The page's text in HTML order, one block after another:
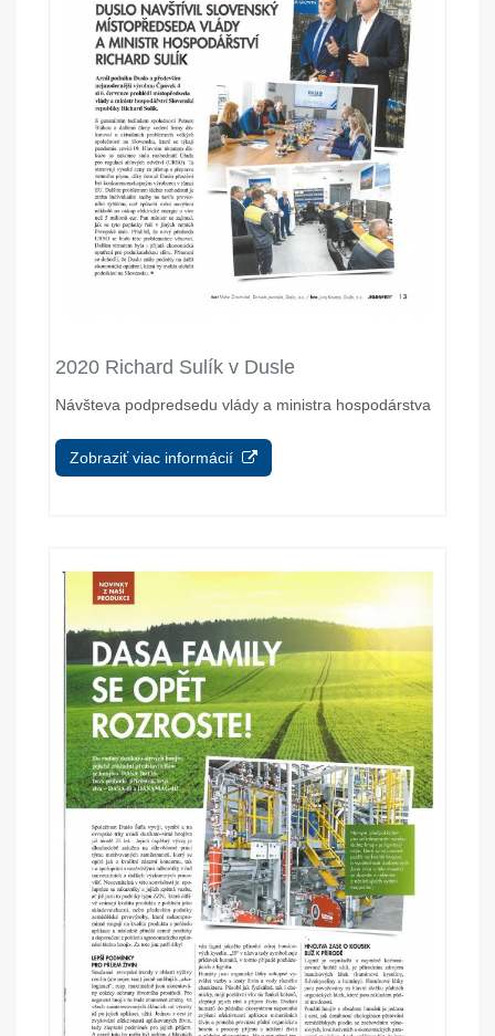
2020 Richard Sulík v Dusle
Návšteva podpredsedu vlády a ministra hospodárstva
Zobraziť viac informácií